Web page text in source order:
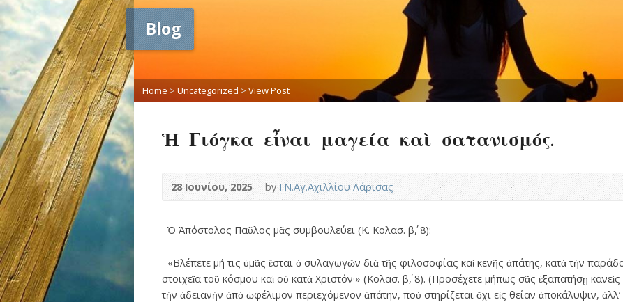
Blog
Home > Uncategorized > View Post
Ἡ Γιόγκα εἶναι μαγεία καὶ σατανισμός.
28 Ιουνίου, 2025 by Ι.Ν.Αγ.Αχιλλίου Λάρισας
Ὁ Ἀπόστολος Παῦλος μᾶς συμβουλεύει (Κ. Κολασ. β΄, 8):
«Βλέπετε µή τις ὑµᾶς ἔσται ὁ συλαγωγῶν διὰ τῆς φιλοσοφίας καὶ κενῆς ἀπάτης, κατὰ τὴν
στοιχεῖα τοῦ κόσµου καὶ οὐ κατὰ Χριστόν·» (Κολασ. β΄, 8). (Προσ­έχετε µήπως σᾶς ἐξαπατήσῃ
τὴν ἀδειανὴν ἀπὸ ὠφέλιµον περιεχόµενον ἀπάτην, ποὺ στηρίζεται ὄχι εἰς θείαν ἀποκάλυψιν,